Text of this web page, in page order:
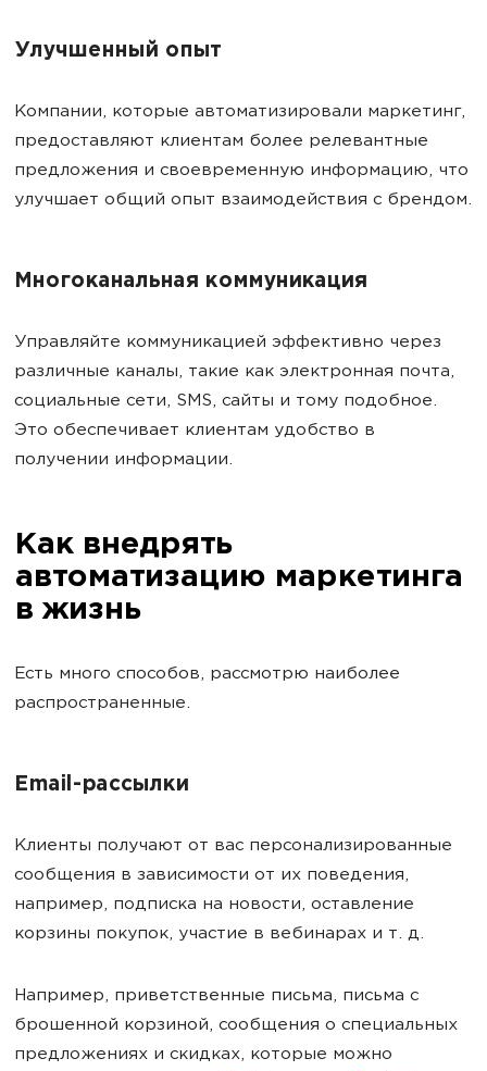
Улучшенный опыт
Компании, которые автоматизировали маркетинг,
предоставляют клиентам более релевантные
предложения и своевременную информацию, что
улучшает общий опыт взаимодействия с брендом.
Многоканальная коммуникация
Управляйте коммуникацией эффективно через
различные каналы, такие как электронная почта,
социальные сети, SMS, сайты и тому подобное.
Это обеспечивает клиентам удобство в
получении информации.
Как внедрять
автоматизацию маркетинга
в жизнь
Есть много способов, рассмотрю наиболее
распространенные.
Email-рассылки
Клиенты получают от вас персонализированные
сообщения в зависимости от их поведения,
например, подписка на новости, оставление
корзины покупок, участие в вебинарах и т. д.
Например, приветственные письма, письма с
брошенной корзиной, сообщения о специальных
предложениях и скидках, которые можно